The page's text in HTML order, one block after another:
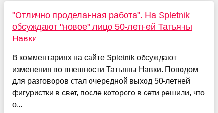
"Отлично проделанная работа". На Spletnik
обсуждают "новое" лицо 50-летней Татьяны
Навки
В комментариях на сайте Spletnik обсуждают
изменения во внешности Татьяны Навки. Поводом
для разговоров стал очередной выход 50-летней
фигуристки в свет, после которого в сети решили, что
о...